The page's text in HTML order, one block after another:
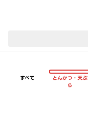
すべて
とんかつ・天ぷ
ら